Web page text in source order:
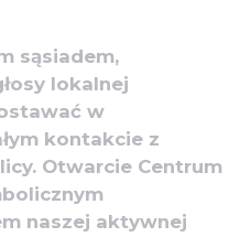
sąsiadem,
lokalnej
w
kontakcie z
Otwarcie Centrum
naszej aktywnej